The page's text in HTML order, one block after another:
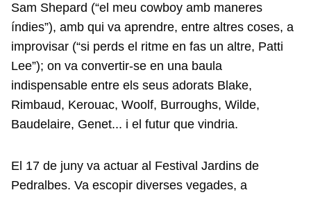
Sam Shepard (“el meu cowboy amb maneres
índies”), amb qui va aprendre, entre altres coses, a
improvisar (“si perds el ritme en fas un altre, Patti
Lee”); on va convertir-se en una baula
indispensable entre els seus adorats Blake,
Rimbaud, Kerouac, Woolf, Burroughs, Wilde,
Baudelaire, Genet... i el futur que vindria.
El 17 de juny va actuar al Festival Jardins de
Pedralbes. Va escopir diverses vegades, a